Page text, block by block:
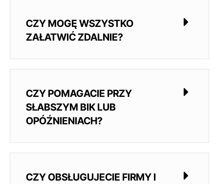
CZY MOGĘ WSZYSTKO
ZAŁATWIĆ ZDALNIE?
CZY POMAGACIE PRZY
SŁABSZYM BIK LUB
OPÓŹNIENIACH?
CZY OBSŁUGUJECIE FIRMY I